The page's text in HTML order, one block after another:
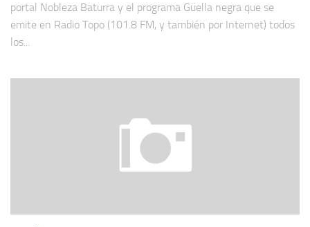
portal Nobleza Baturra y el programa Güella negra que se
emite en Radio Topo (101.8 FM, y también por Internet) todos
los...